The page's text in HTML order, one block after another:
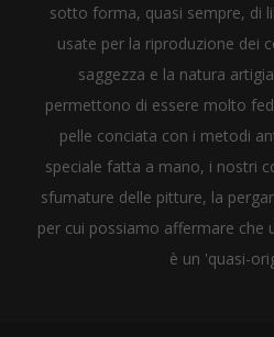
sotto forma, quasi sempre, di
usate per la riproduzione dei
saggezza e la natura
permettono di essere molto
pelle conciata con i metodi
speciale fatta a mano, i nostri
sfumature delle pitture, la
per cui possiamo affermare che
è un 'quasi-